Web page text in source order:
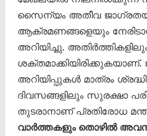
സൈന്യം അതീവ
ആക്രമണങ്ങളെയും
അറിയിച്ചു.
അറിയിപ്പുകൾ മാത്രം
ദിവസങ്ങളിലും സുരക്ഷാ
തുടരാനാണ് പ്രതിരോധ
വാർത്തകളും തൊഴിൽ